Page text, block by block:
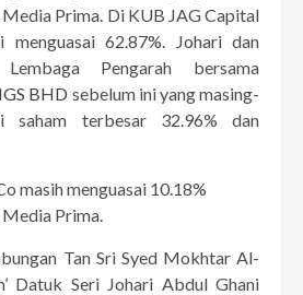
Prima. Di KUB JAG Capital
62.87%. Johari dan
Pengarah bersama
BHD sebelum ini yang masing-
saham terbesar 32.96% dan
masih menguasai 10.18%
Prima.
Tan Sri Syed Mokhtar Al-
Datuk Seri Johari Abdul Ghani